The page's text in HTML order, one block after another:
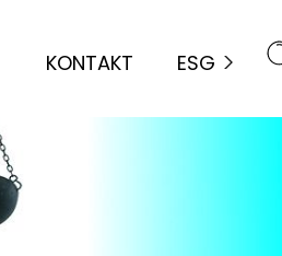
KONTAKT ESG